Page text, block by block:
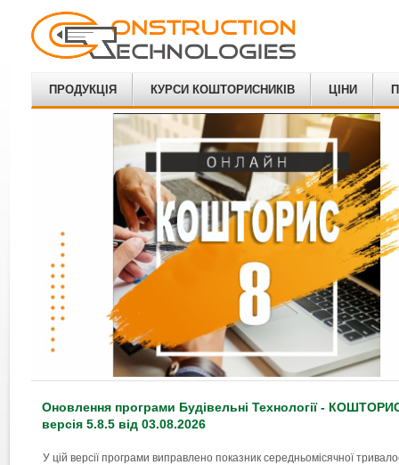
ПРОДУКЦІЯ КУРСИ КОШТОРИСНИКІВ ЦІНИ
Оновлення програми Будівельні Технології -
версія 5.8.5 від 03.08.2026
У цій версії програми виправлено показник середньомісячної